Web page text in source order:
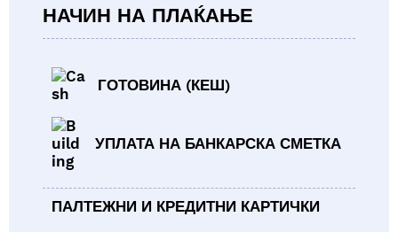
НАЧИН НА ПЛАЌАЊЕ
ГОТОВИНА (КЕШ)
УПЛАТА НА БАНКАРСКА СМЕТКА
ПАЛТЕЖНИ И КРЕДИТНИ КАРТИЧКИ